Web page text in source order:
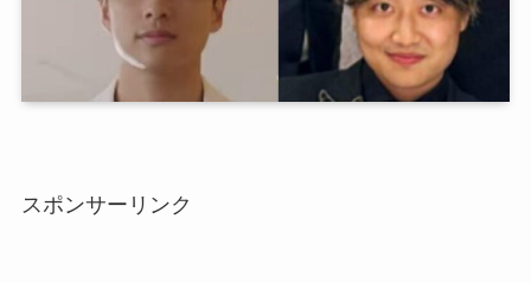
スポンサーリンク